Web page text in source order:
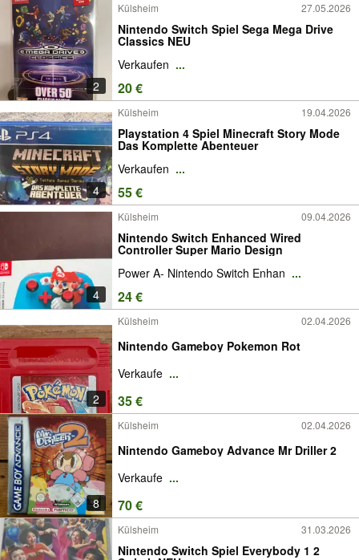
2
Külsheim 27.05.2026
Nintendo Switch Spiel Sega Mega Drive
Classics NEU
Verkaufen ...
20 €
4
Külsheim 19.04.2026
Playstation 4 Spiel Minecraft Story Mode
Das Komplette Abenteuer
Verkaufen ...
55 €
4
Külsheim 09.04.2026
Nintendo Switch Enhanced Wired
Controller Super Mario Design
Power A- Nintendo Switch Enhan ...
24 €
2
Külsheim 02.04.2026
Nintendo Gameboy Pokemon Rot
Verkaufe ...
35 €
8
Külsheim 02.04.2026
Nintendo Gameboy Advance Mr Driller 2
Verkaufe ...
70 €
Külsheim 31.03.2026
Nintendo Switch Spiel Everybody 1 2